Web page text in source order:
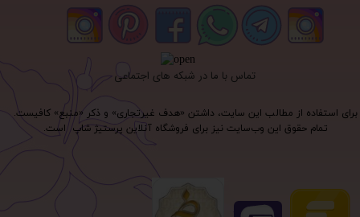
برای استفاده از مطالب این سایت، داشتن «هدف غیرتجاری» و ذکر «منبع» کافیست.
تمام حقوق اين وب‌سايت نیز برای فروشگاه آنلاین پرستیژ شاپ است.
تماس با ما در شبکه های اجتماعی